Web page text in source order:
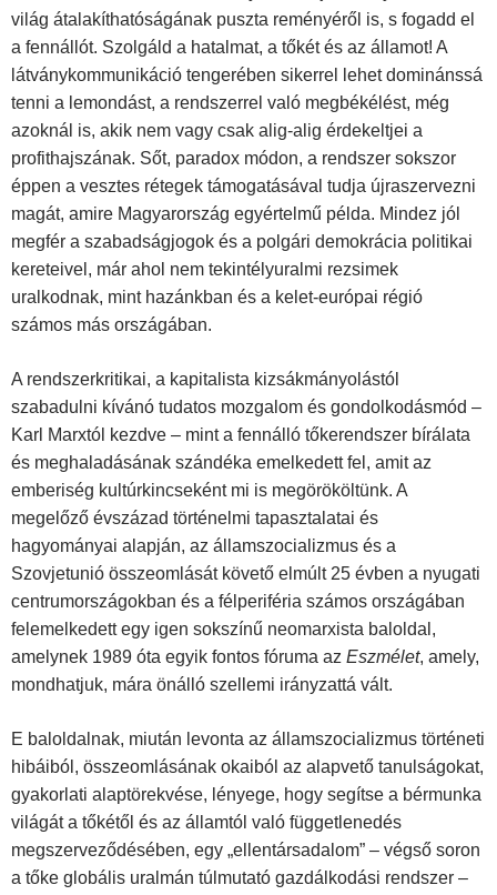
világ átalakíthatóságának puszta reményéről is, s fogadd el
a fennállót. Szolgáld a hatalmat, a tőkét és az államot! A
látványkommunikáció tengerében sikerrel lehet dominánssá
tenni a lemondást, a rendszerrel való megbékélést, még
azoknál is, akik nem vagy csak alig-alig érdekeltjei a
profithajszának. Sőt, paradox módon, a rendszer sokszor
éppen a vesztes rétegek támogatásával tudja újraszervezni
magát, amire Magyarország egyértelmű példa. Mindez jól
megfér a szabadságjogok és a polgári demokrácia politikai
kereteivel, már ahol nem tekintélyuralmi rezsimek
uralkodnak, mint hazánkban és a kelet-európai régió
számos más országában.
A rendszerkritikai, a kapitalista kizsákmányolástól
szabadulni kívánó tudatos mozgalom és gondolkodásmód –
Karl Marxtól kezdve – mint a fennálló tőkerendszer bírálata
és meghaladásának szándéka emelkedett fel, amit az
emberiség kultúrkincseként mi is megörököltünk. A
megelőző évszázad történelmi tapasztalatai és
hagyományai alapján, az államszocializmus és a
Szovjetunió összeomlását követő elmúlt 25 évben a nyugati
centrumországokban és a félperiféria számos országában
felemelkedett egy igen sokszínű neomarxista baloldal,
amelynek 1989 óta egyik fontos fóruma az Eszmélet, amely,
mondhatjuk, mára önálló szellemi irányzattá vált.
E baloldalnak, miután levonta az államszocializmus történeti
hibáiból, összeomlásának okaiból az alapvető tanulságokat,
gyakorlati alaptörekvése, lényege, hogy segítse a bérmunka
világát a tőkétől és az államtól való függetlenedés
megszerveződésében, egy „ellentársadalom” – végső soron
a tőke globális uralmán túlmutató gazdálkodási rendszer –